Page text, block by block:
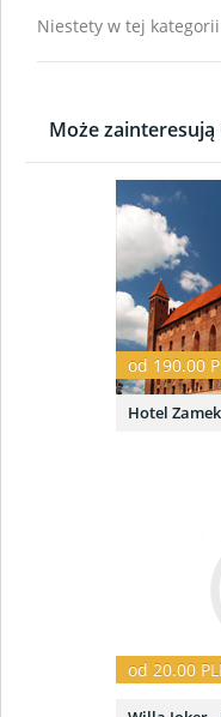
Niestety w tej
Może
od 190.00
Hotel
od 20.00